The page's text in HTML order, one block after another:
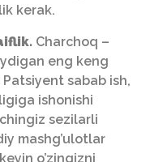
kerak.
Charchoq –
eng keng
sabab ish,
ishonishi
sezilarli
mashg’ulotlar
o’zingizni